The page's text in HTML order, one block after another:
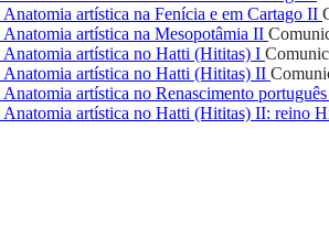
Anatomia artística na Fenícia e em Cartago II
Anatomia artística na Mesopotâmia II
Anatomia artística no Hatti (Hititas) I
Anatomia artística no Hatti (Hititas) II
Anatomia artística no Renascimento
Anatomia artística no Hatti (Hititas) II: reino